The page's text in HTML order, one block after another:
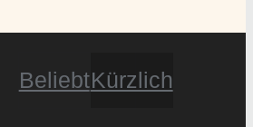
BeliebtKürzlich